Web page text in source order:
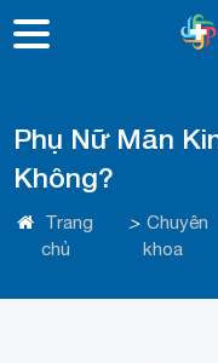
Phụ Nữ Mãn
Không?
Trang
chủ
> Chuyên
khoa